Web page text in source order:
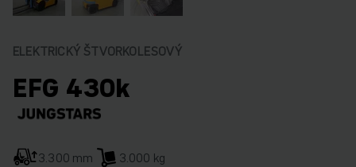
ELEKTRICKÝ ŠTVORKOLESOVÝ
EFG 430k
3.300 mm 3.000 kg